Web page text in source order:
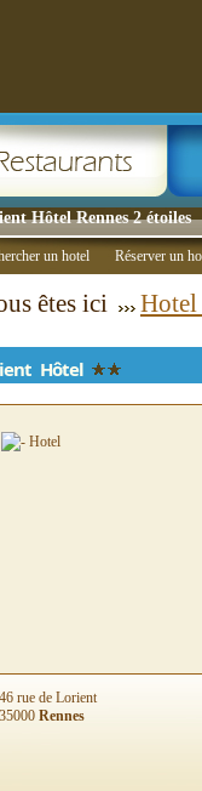
Hôtel Rennes 2 étoiles
un hotel Réserver un
êtes ici Hotel
Hôtel
46 rue de Lorient
35000 Rennes